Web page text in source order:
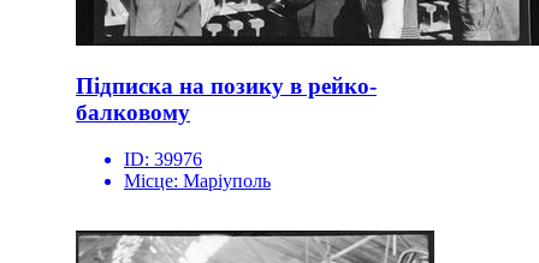
Підписка на позику в рейко-
балковому
ID: 39976
Місце: Маріуполь